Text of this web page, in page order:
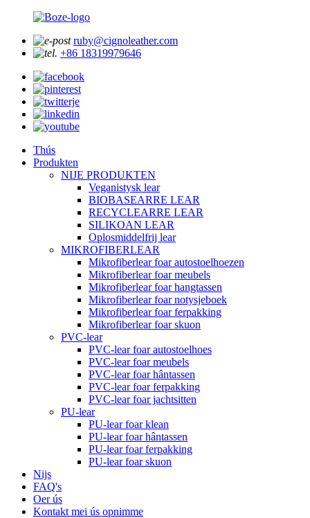
ruby@cignoleather.com
+86 18319979646
Thús
Produkten
NIJE PRODUKTEN
Veganistysk lear
BIOBASEARRE LEAR
RECYCLEARRE LEAR
SILIKOAN LEAR
Oplosmiddelfrij lear
MIKROFIBERLEAR
Mikrofiberlear foar autostoelhoezen
Mikrofiberlear foar meubels
Mikrofiberlear foar hangtassen
Mikrofiberlear foar notysjeboek
Mikrofiberlear foar ferpakking
Mikrofiberlear foar skuon
PVC-lear
PVC-lear foar autostoelhoes
PVC-lear foar meubels
PVC-lear foar hântassen
PVC-lear foar ferpakking
PVC-lear foar jachtsitten
PU-lear
PU-lear foar klean
PU-lear foar hântassen
PU-lear foar ferpakking
PU-lear foar skuon
Nijs
FAQ's
Oer ús
Kontakt mei ús opnimme